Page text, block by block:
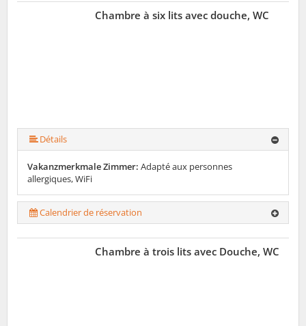
Chambre à six lits avec douche, WC
Détails
Vakanzmerkmale Zimmer: Adapté aux personnes
allergiques, WiFi
Calendrier de réservation
Chambre à trois lits avec Douche, WC